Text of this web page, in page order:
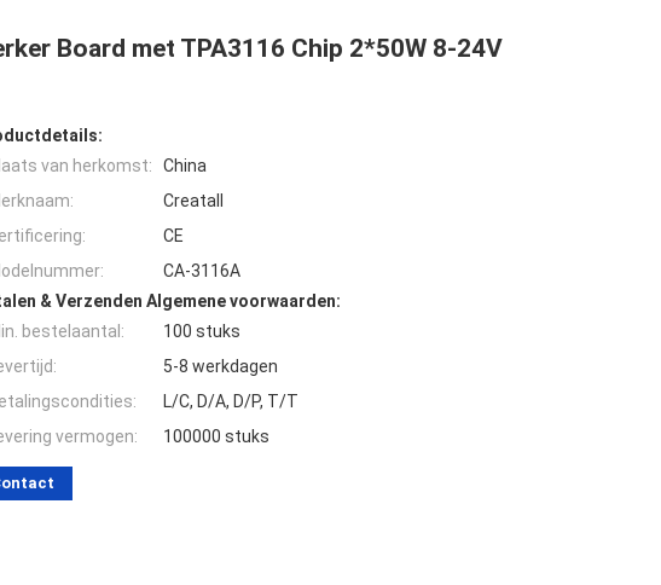
Board met TPA3116 Chip 2*50W 8-24V
van herkomst:
China
Creatall
CE
CA-3116A
& Verzenden Algemene voorwaarden:
bestelaantal:
100 stuks
5-8 werkdagen
L/C, D/A, D/P, T/T
vermogen:
100000 stuks